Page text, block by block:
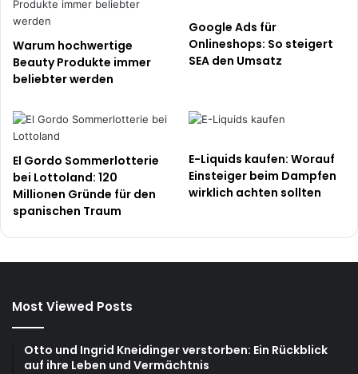
Warum hochwertige
Beauty Produkte immer
beliebter werden
Google Ads für
Onlineshops: So steigert
SEA den Umsatz
El Gordo Sommerlotterie
bei Lottoland: 120
Millionen Gründe für den
spanischen Traum
E-Liquids kaufen: Worauf
Einsteiger beim Dampfen
wirklich achten sollten
Most Viewed Posts
Otto und Ingrid Kneidinger verstorben: Ein Rückblick
auf ihre Leben und Vermächtnis